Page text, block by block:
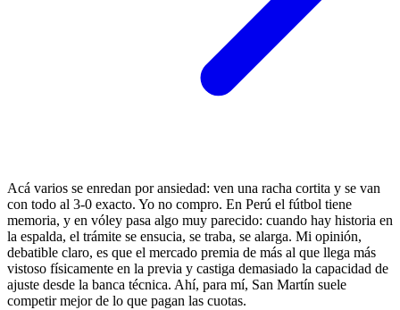
Acá varios se enredan por ansiedad: ven una racha cortita y se van
con todo al 3-0 exacto. Yo no compro. En Perú el fútbol tiene
memoria, y en vóley pasa algo muy parecido: cuando hay historia en
la espalda, el trámite se ensucia, se traba, se alarga. Mi opinión,
debatible claro, es que el mercado premia de más al que llega más
vistoso físicamente en la previa y castiga demasiado la capacidad de
ajuste desde la banca técnica. Ahí, para mí, San Martín suele
competir mejor de lo que pagan las cuotas.